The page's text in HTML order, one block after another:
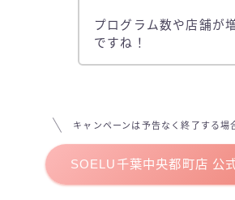
プログラム数や店舗が
ですね！
キャンペーンは予告なく終了する場
SOELU千葉中央都町店 公